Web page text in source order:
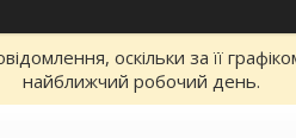
оскільки за її
найближчий робочий день.